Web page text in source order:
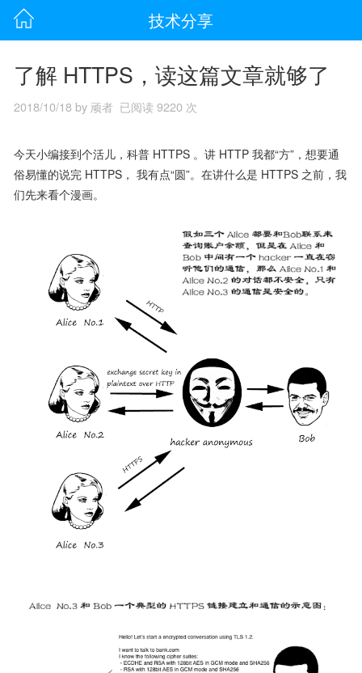
技术分享
了解 HTTPS，读这篇文章就够了
2018/10/18 by 顽者 已阅读 9220 次
今天小编接到个活儿，科普 HTTPS 。讲 HTTP 我都“方”，想要通
俗易懂的说完 HTTPS， 我有点“圆”。在讲什么是 HTTPS 之前，我
们先来看个漫画。